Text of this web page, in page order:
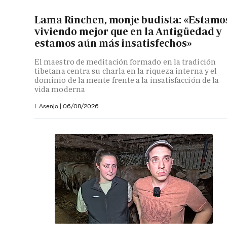
Lama Rinchen, monje budista:
viviendo mejor que en la Antigüedad y
estamos aún más insatisfechos»
El maestro de meditación formado en la tradición
tibetana centra su charla en la riqueza interna y el
dominio de la mente frente a la insatisfacción de la
vida moderna
I. Asenjo | 06/08/2026